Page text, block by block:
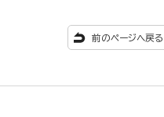
前のページへ戻る